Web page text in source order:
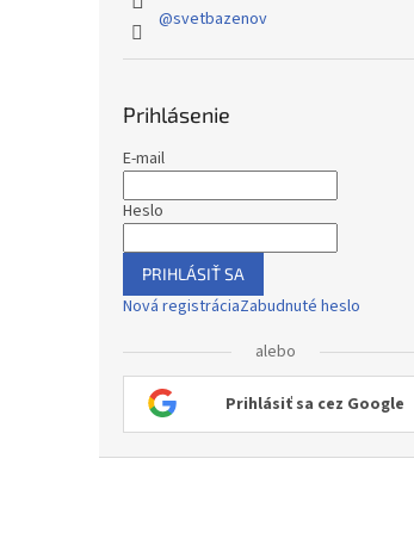
@svetbazenov
Prihlásenie
E-mail
Heslo
PRIHLÁSIŤ SA
Nová registráciaZabudnuté heslo
alebo
Prihlásiť sa cez Google